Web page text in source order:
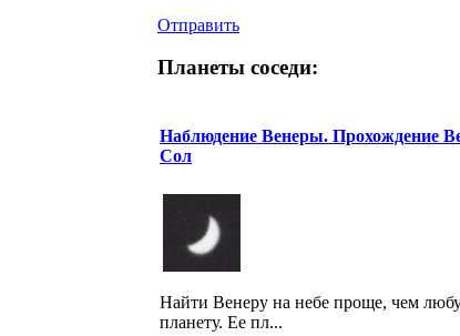
Отправить
Планеты соседи:
Наблюдение Венеры. Прохождение
Сол
Найти Венеру на небе проще, чем
планету. Ее пл...